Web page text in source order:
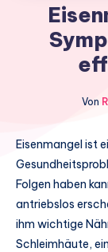
Von
Eisenmangel ist
Folgen haben
antriebslos
ihm wichtige
Schleimhäute,